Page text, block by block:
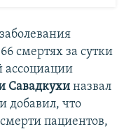
смертях за сутки
ассоциации
Савадкухи назвал
добавил, что
пациентов,